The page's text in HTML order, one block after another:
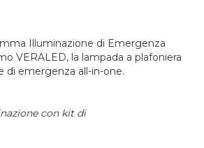
Illuminazione di Emergenza
VERALED, la lampada a plafoniera
di emergenza all-in-one.
con kit di